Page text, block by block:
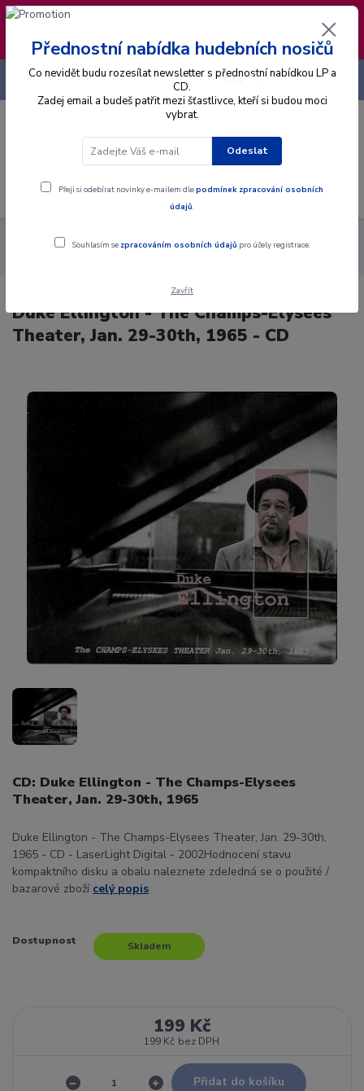
❣️ Od 4.8. do 13.8. čerpám dovolenou. Datum
expedice objednávek se posouvá na pátek
14.8.2026 🐋
Menu
CZK
+420 725 736 293
Alba CD
Duke Ellington - The Champs-Elysees Theater, Jan.
Duke Ellington - The Champs-Elysees
Theater, Jan. 29-30th, 1965 - CD
CD: Duke Ellington - The Champs-Elysees
Theater, Jan. 29-30th, 1965
Duke Ellington - The Champs-Elysees Theater, Jan. 29-30th,
1965 - CD - LaserLight Digital - 2002Hodnocení stavu
kompaktního disku a obalu naleznete zdeJedná se o použité /
bazarové zboží celý popis
Dostupnost Skladem
199 Kč
199 Kč bez DPH
Přidat do košíku
Přednostní nabídka hudebních nosičů
Co nevidět budu rozesílat newsletter s přednostní nabídkou LP a
CD.
Zadej email a budeš patřit mezi šťastlivce, kteří si budou moci
vybrat.
Odeslat
Přeji si odebírat novinky e-mailem dlepodmínek zpracování osobních
údajů.
Souhlasím se zpracováním osobních údajů pro účely registrace.
Zavřít